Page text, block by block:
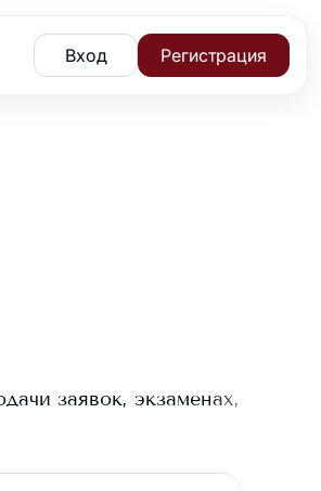
Вход Регистрация
заявок, экзаменах,